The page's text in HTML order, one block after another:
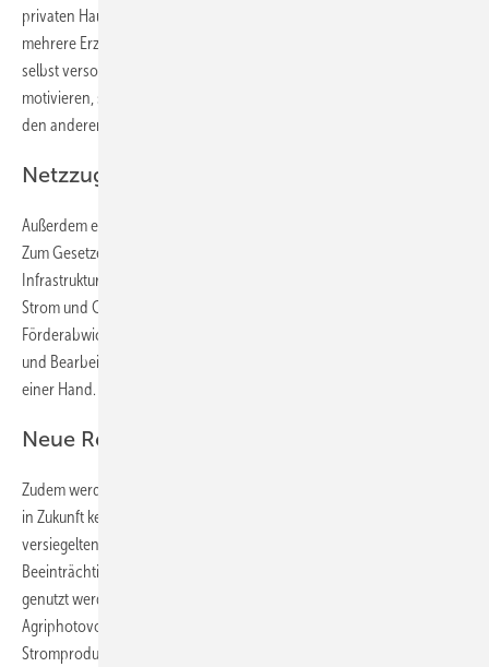
privaten Haushalten und kleine Betrieben, die zusammen eine oder
mehrere Erzeugungsanlagen betreiben und sich damit vorrangig
selbst versorgen. Damit will die Bundesregierung diese Akteure
motivieren, selbst Ökostrom aus eigenen Anlagen zu erzeugen und
den anderen Teilnehmern der Gemeinschaft zur Verfügung zu stellen.
Netzzugang erleichtert
Außerdem erleichtert das EAG den Netzzugang für Ökostromanlagen.
Zum Gesetzespaket gehört aber auch die Erstellung eines
Infrastrukturplanes, die Überarbeitung der Herkunftsnachweise für
Strom und Gas sowie die Einrichtung einer EAG-
Förderabwicklungsstelle. Damit wird auch die gesamte Antragstellung
und Bearbeitung der Förderanträge einfacher. Denn dann liegt alles in
einer Hand.
Neue Regelungen für Solarparks
Zudem werden auch die Fördervoraussetzungen verändert. So gibt es
in Zukunft keine Förderung mehr für Photovoltaikanlagen auf nicht
versiegelten Flächen, wenn diese Fläche mit nur einer geringen
Beeinträchtigung durch die Solaranlage weiter landwirtschaftlich
genutzt werden kann. Neben dieser Bevorzugung der
Agriphotovoltaik, die auf die parallele Nahrungsmittel- und
Stromproduktion auf der gleichen Fläche abzielt, werden auch